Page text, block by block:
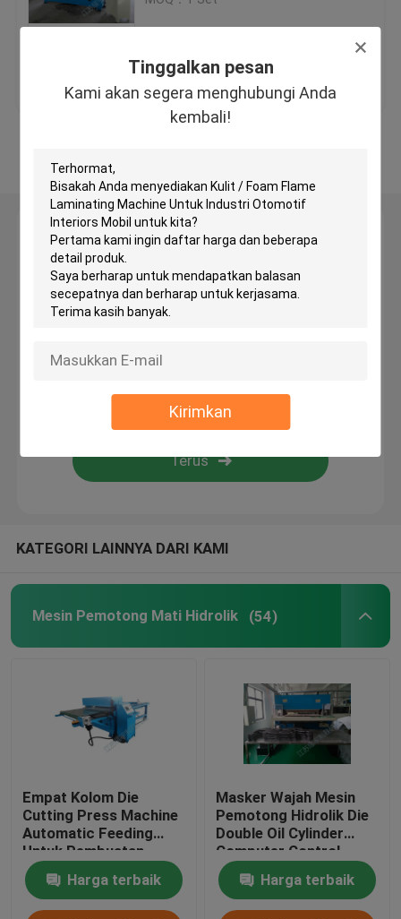
Tinggalkan pesan
Kami akan segera menghubungi Anda
kembali!
Kirimkan
Mesin Roll Slitting
Mesin Cutter Fabric Strip
Mesin Cut Cut Fabric
Mesin Spreading Otomatis
Mesin Pembuat Sarung Tangan
Harga terbaik Hubungi kami
Tinggalkan pesan
Kami akan segera menghubungi Anda kembali!
KATEGORI LAINNYA DARI KAMI
Mesin Pemotong Mati Hidrolik (54)
Empat Kolom Die
Cutting Press Machine
Automatic Feeding
Untuk Pembuatan
Sepatu Olahraga
Harga terbaik
Masker Wajah Mesin
Pemotong Hidrolik Die
Double Oil Cylinder
Computer Control
Harga terbaik